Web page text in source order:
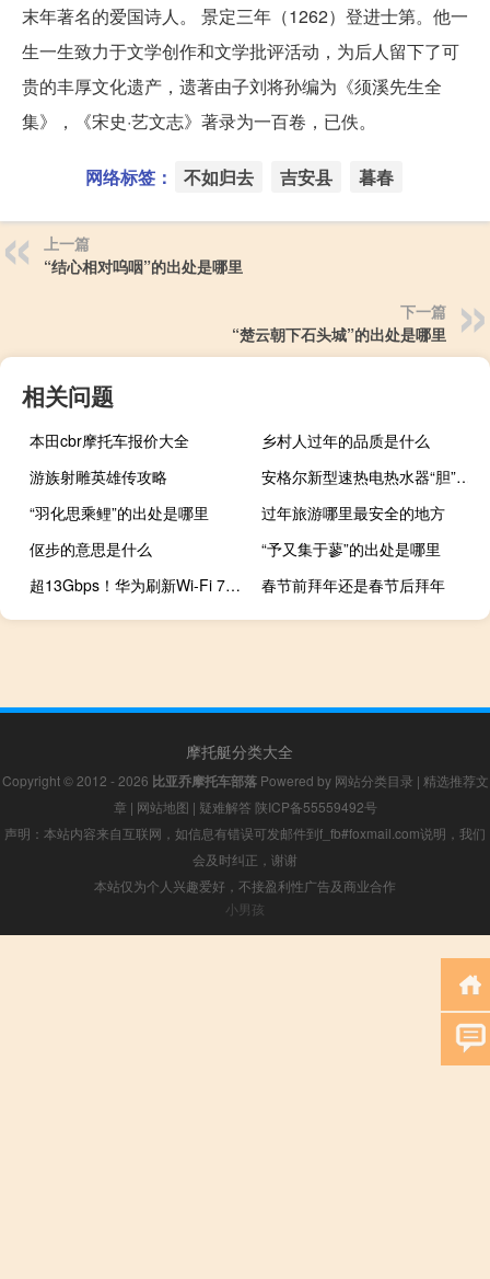
末年著名的爱国诗人。 景定三年（1262）登进士第。他一
生一生致力于文学创作和文学批评活动，为后人留下了可
贵的丰厚文化遗产，遗著由子刘将孙编为《须溪先生全
集》，《宋史·艺文志》著录为一百卷，已佚。
网络标签： 不如归去 吉安县 暮春
上一篇
“结心相对呜咽”的出处是哪里
下一篇
“楚云朝下石头城”的出处是哪里
相关问题
本田cbr摩托车报价大全
乡村人过年的品质是什么
游族射雕英雄传攻略
安格尔新型速热电热水器“胆”识非凡
“羽化思乘鲤”的出处是哪里
过年旅游哪里最安全的地方
伛步的意思是什么
“予又集于蓼”的出处是哪里
超13Gbps！华为刷新Wi-Fi 7最快速率记录
春节前拜年还是春节后拜年
摩托艇分类大全
Copyright © 2012 - 2026 比亚乔摩托车部落Powered by 网站分类目录 | 精选推荐文
章 | 网站地图 | 疑难解答 陕ICP备55559492号
声明：本站内容来自互联网，如信息有错误可发邮件到f_fb#foxmail.com说明，我们
会及时纠正，谢谢
本站仅为个人兴趣爱好，不接盈利性广告及商业合作
小男孩